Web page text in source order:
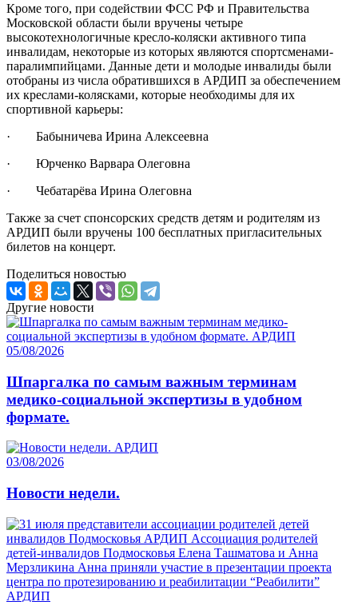
Кроме того, при содействии ФСС РФ и Правительства
Московской области были вручены четыре
высокотехнологичные кресло-коляски активного типа
инвалидам, некоторые из которых являются спортсменами-
паралимпийцами. Данные дети и молодые инвалиды были
отобраны из числа обратившихся в АРДИП за обеспечением
их креслами-колясками, которые необходимы для их
спортивной карьеры:
· Бабыничева Ирина Алексеевна
· Юрченко Варвара Олеговна
· Чебатарёва Ирина Олеговна
Также за счет спонсорских средств детям и родителям из
АРДИП были вручены 100 бесплатных пригласительных
билетов на концерт.
Поделиться новостью
Другие новости
05/08/2026
Шпаргалка по самым важным терминам
медико-социальной экспертизы в удобном
формате.
03/08/2026
Новости недели.